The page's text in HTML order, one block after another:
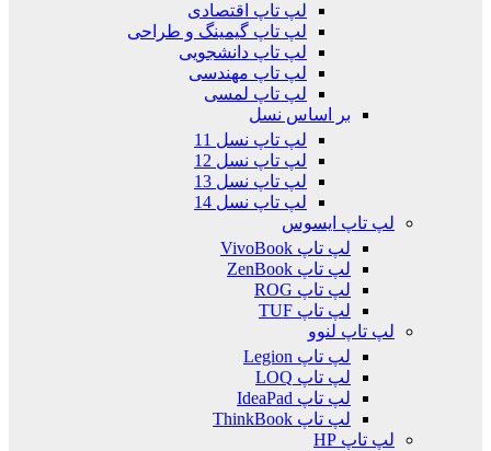
لپ تاپ اقتصادی
لپ تاپ گیمینگ و طراحی
لپ تاپ دانشجویی
لپ تاپ مهندسی
لپ تاپ لمسی
بر اساس نسل
لپ تاپ نسل 11
لپ تاپ نسل 12
لپ تاپ نسل 13
لپ تاپ نسل 14
لپ تاپ ایسوس
لپ تاپ VivoBook
لپ تاپ ZenBook
لپ تاپ ROG
لپ تاپ TUF
لپ تاپ لنوو
لپ تاپ Legion
لپ تاپ LOQ
لپ تاپ IdeaPad
لپ تاپ ThinkBook
لپ تاپ HP